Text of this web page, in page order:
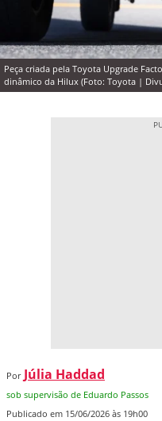
Peça criada pela Toyota Upgrade
dinâmico da Hilux (Foto: Toyota |
Por Júlia Haddad
sob supervisão de Eduardo Passos
Publicado em 15/06/2026 às 19h00